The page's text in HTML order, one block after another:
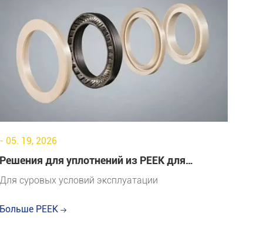
05. 19, 2026
для уплотнений из PEEK для
условий эксплуатации
суровых условий эксплуатации
PEEK